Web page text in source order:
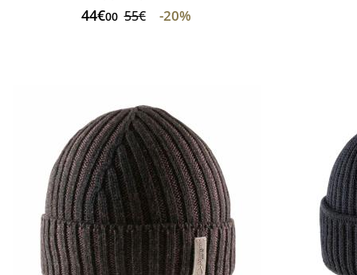
44€00 55€ -20%